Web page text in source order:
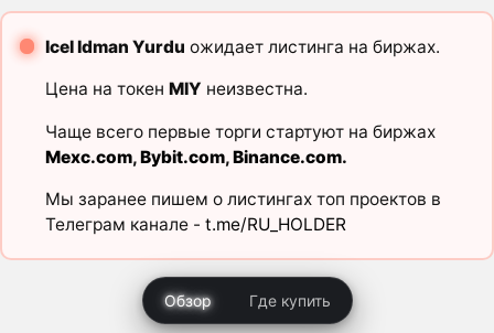
Icel Idman Yurdu ожидает листинга на биржах.
Цена на токен MIY неизвестна.
Чаще всего первые торги стартуют на биржах
Mexc.com,Bybit.com,Binance.com.
Мы заранее пишем о листингах топ проектов в
Телеграм канале - t.me/RU_HOLDER
Обзор Где купить